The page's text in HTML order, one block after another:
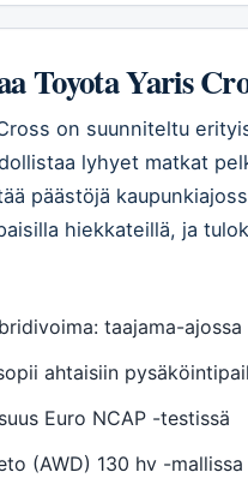
Toyota Yaris
on suunniteltu
lyhyet matkat
päästöjä
hiekkateillä, ja
taajama-
ahtaisiin
Euro NCAP -testissä
(AWD) 130 hv -mallissa